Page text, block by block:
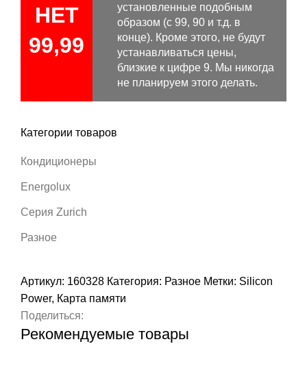
НЕТ
99,99
установленные подобным
образом (с 99, 90 и т.д. в
конце). Кроме этого, не будут
устанавливаться цены,
близкие к цифре 9. Мы никогда
не планируем этого делать.
Категории товаров
Кондиционеры
Energolux
Серия Zurich
Разное
Артикул: 160328 Категория: Разное Метки: Silicon
Power, Карта памяти
Поделиться:
Рекомендуемые товары